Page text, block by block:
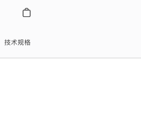
技术规格